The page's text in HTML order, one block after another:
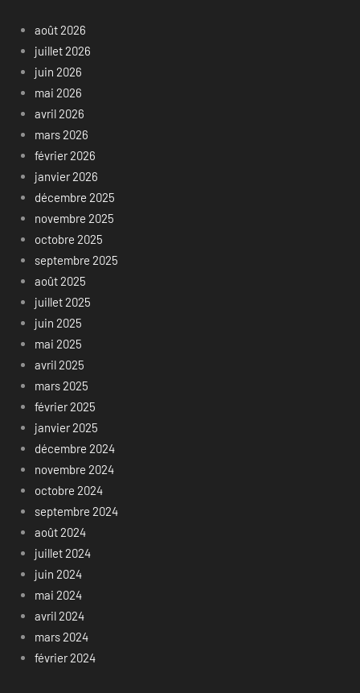
août 2026
juillet 2026
juin 2026
mai 2026
avril 2026
mars 2026
février 2026
janvier 2026
décembre 2025
novembre 2025
octobre 2025
septembre 2025
août 2025
juillet 2025
juin 2025
mai 2025
avril 2025
mars 2025
février 2025
janvier 2025
décembre 2024
novembre 2024
octobre 2024
septembre 2024
août 2024
juillet 2024
juin 2024
mai 2024
avril 2024
mars 2024
février 2024